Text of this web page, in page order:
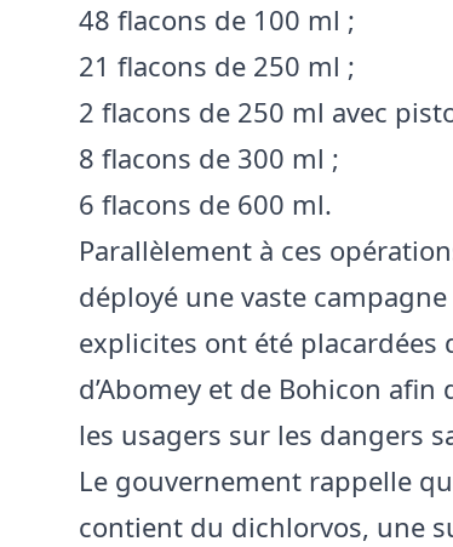
​48 flacons de 100 ml ;
​21 flacons de 250 ml ;
​2 flacons de 250 ml avec
​8 flacons de 300 ml ;
​6 flacons de 600 ml.
​Parallèlement à ces
déployé une vaste
explicites ont été placardées
d’Abomey et de Bohicon
les usagers sur les dangers
Le gouvernement rappelle
contient du dichlorvos, une